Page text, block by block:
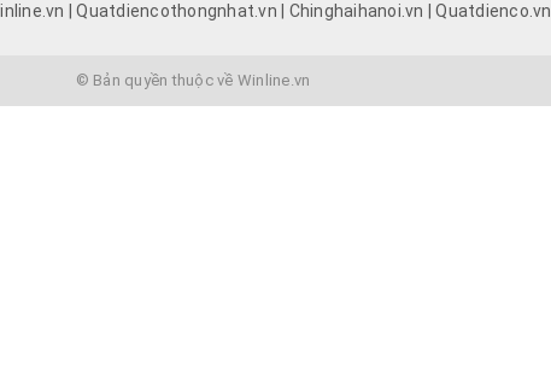
| Quatdiencothongnhat.vn | Chinghaihanoi.vn | Quatdienco.vn
© Bản quyền thuộc về Winline.vn